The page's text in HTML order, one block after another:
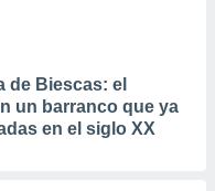
de Biescas: el
un barranco que ya
en el siglo XX